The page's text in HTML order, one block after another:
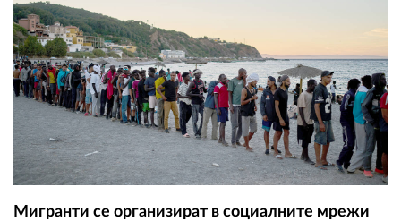
Мигранти се организират в социалните мрежи